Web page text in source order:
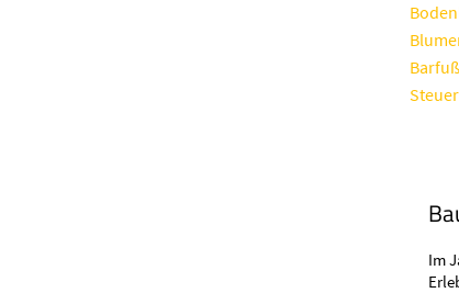
Im